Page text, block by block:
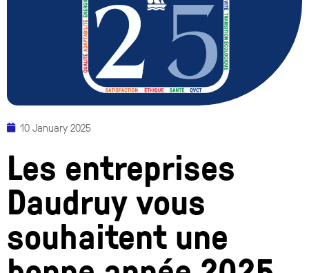
10 January 2025
Les entreprises
Daudruy vous
souhaitent une